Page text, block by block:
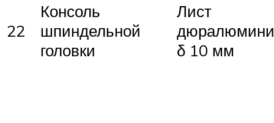
22
Консоль
шпиндельной
головки
Лист
δ 10 мм